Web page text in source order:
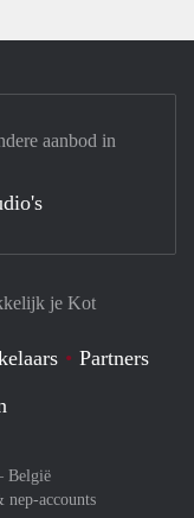
je Kot
Partners
België
nep-accounts
aanbod in